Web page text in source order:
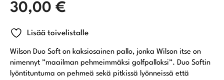
30,00 €
Lisää toivelistalle
Wilson Duo Soft on kaksiosainen pallo, jonka Wilson itse on
nimennyt ”maailman pehmeimmäksi golfpalloksi”. Duo Softin
lyöntituntuma on pehmeä sekä pitkissä lyönneissä että